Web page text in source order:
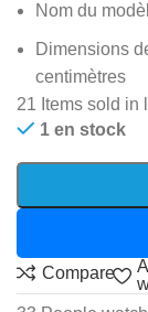
Nom du
Dimensions
centimètres
21 Items sold in
1 en stock
Compare